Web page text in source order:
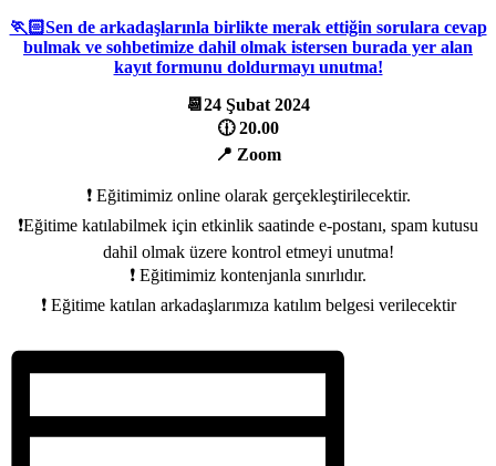
🏃🏻Sen de arkadaşlarınla birlikte merak ettiğin sorulara cevap
bulmak ve sohbetimize dahil olmak istersen burada yer alan
kayıt formunu doldurmayı unutma!
📆24 Şubat 2024
🕧 20.00
📍 Zoom
❗ Eğitimimiz online olarak gerçekleştirilecektir.
❗Eğitime katılabilmek için etkinlik saatinde e-postanı, spam kutusu
dahil olmak üzere kontrol etmeyi unutma!
❗ Eğitimimiz kontenjanla sınırlıdır.
❗ Eğitime katılan arkadaşlarımıza katılım belgesi verilecektir